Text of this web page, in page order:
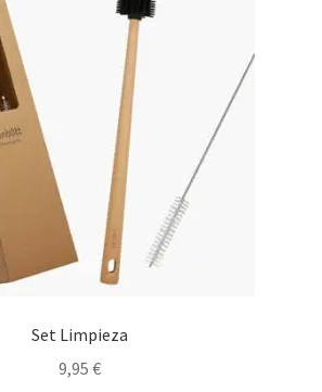
Set Limpieza
9,95 €